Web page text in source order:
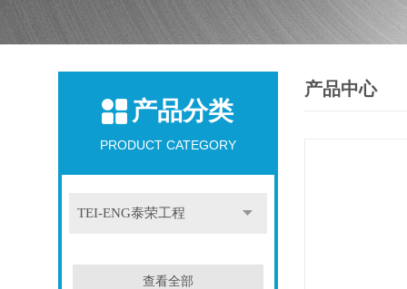
产品分类
PRODUCT CATEGORY
TEI-ENG泰荣工程
查看全部
产品中心